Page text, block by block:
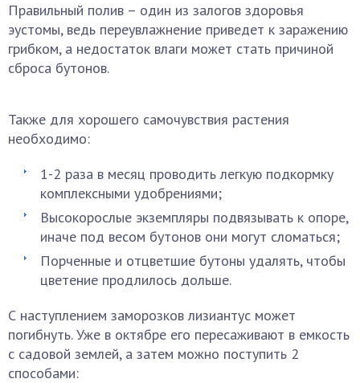
Правильный полив – один из залогов здоровья
эустомы, ведь переувлажнение приведет к заражению
грибком, а недостаток влаги может стать причиной
сброса бутонов.
Также для хорошего самочувствия растения
необходимо:
1-2 раза в месяц проводить легкую подкормку
комплексными удобрениями;
Высокорослые экземпляры подвязывать к опоре,
иначе под весом бутонов они могут сломаться;
Порченные и отцветшие бутоны удалять, чтобы
цветение продлилось дольше.
С наступлением заморозков лизиантус может
погибнуть. Уже в октябре его пересаживают в емкость
с садовой землей, а затем можно поступить 2
способами: